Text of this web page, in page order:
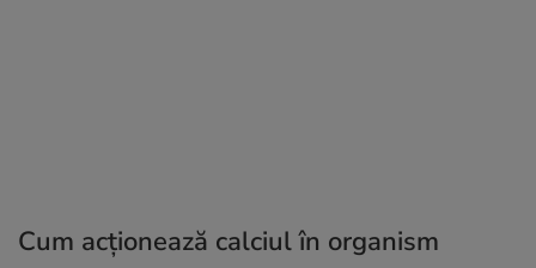
Cum acționează calciul în organism